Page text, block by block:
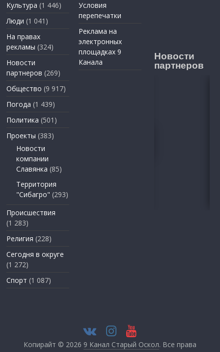
Культура (1 446)
Люди (1 041)
На правах
рекламы (324)
Новости
партнеров (269)
Общество (9 917)
Погода (1 439)
Политика (501)
Проекты (383)
Новости
компании
Славянка (85)
Территория
"Сибагро" (293)
Происшествия
(1 283)
Религия (228)
Сегодня в округе
(1 272)
Спорт (1 087)
Условия
перепечатки
Реклама на
электронных
площадках 9
Канала
Новости
партнеров
Копирайт © 2026 9 Канал Старый Оскол. Все права